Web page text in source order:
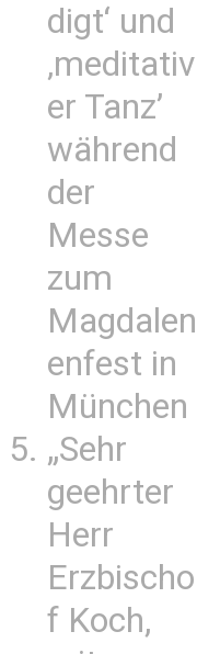
digt‘ und
‚meditativ
er Tanz’
während
der
Messe
zum
Magdalen
enfest in
München
„Sehr
geehrter
Herr
Erzbischo
f Koch,